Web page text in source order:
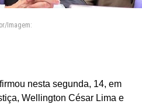
Imagem:
nesta segunda, 14, em
Wellington César Lima e